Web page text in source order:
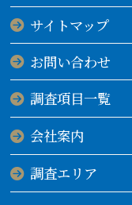
サイトマップ
お問い合わせ
調査項目一覧
会社案内
調査エリア